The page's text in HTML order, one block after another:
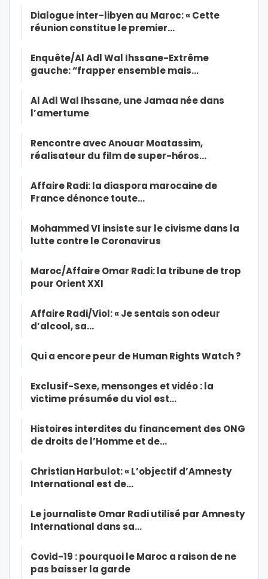
Dialogue inter-libyen au Maroc: « Cette
réunion constitue le premier…
Enquête/Al Adl Wal Ihssane-Extrême
gauche: “frapper ensemble mais…
Al Adl Wal Ihssane, une Jamaa née dans
l’amertume
Rencontre avec Anouar Moatassim,
réalisateur du film de super-héros…
Affaire Radi: la diaspora marocaine de
France dénonce toute…
Mohammed VI insiste sur le civisme dans la
lutte contre le Coronavirus
Maroc/Affaire Omar Radi: la tribune de trop
pour Orient XXI
Affaire Radi/Viol: « Je sentais son odeur
d’alcool, sa…
Qui a encore peur de Human Rights Watch ?
Exclusif-Sexe, mensonges et vidéo : la
victime présumée du viol est…
Histoires interdites du financement des ONG
de droits de l’Homme et de…
Christian Harbulot: « L’objectif d’Amnesty
International est de…
Le journaliste Omar Radi utilisé par Amnesty
International dans sa…
Covid-19 : pourquoi le Maroc a raison de ne
pas baisser la garde